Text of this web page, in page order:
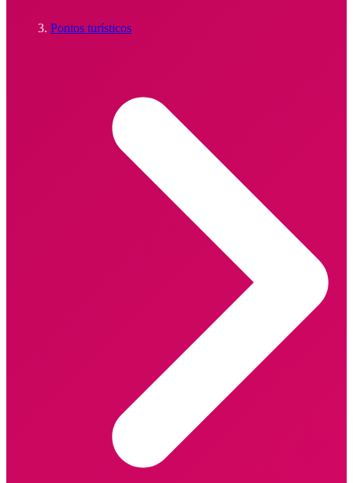
Pontos turísticos